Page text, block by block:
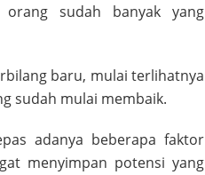
sudah banyak yang
baru, mulai terlihatnya
sudah mulai membaik.
adanya beberapa faktor
menyimpan potensi yang